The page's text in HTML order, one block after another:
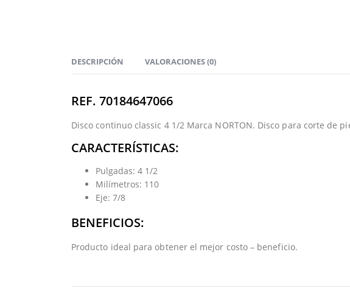
DESCRIPCIÓN VALORACIONES (0)
REF. 70184647066
Disco continuo classic 4 1/2 Marca NORTON. Disco para corte de
CARACTERÍSTICAS:
Pulgadas: 4 1/2
Milímetros: 110
Eje: 7/8
BENEFICIOS:
Producto ideal para obtener el mejor costo – beneficio.